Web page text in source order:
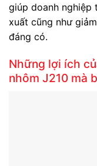
giúp doanh nghiệp
xuất cũng như
đáng có.
Những lợi ích
nhôm J210 mà